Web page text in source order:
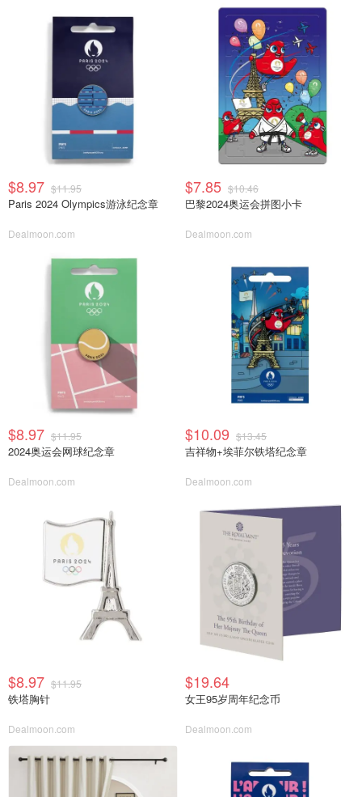
$8.97 $11.95
Paris 2024 Olympics游泳纪念章
Dealmoon.com
$7.85 $10.46
巴黎2024奥运会拼图小卡
Dealmoon.com
$8.97 $11.95
2024奥运会网球纪念章
Dealmoon.com
$10.09 $13.45
吉祥物+埃菲尔铁塔纪念章
Dealmoon.com
$8.97 $11.95
铁塔胸针
Dealmoon.com
$19.64
女王95岁周年纪念币
Dealmoon.com